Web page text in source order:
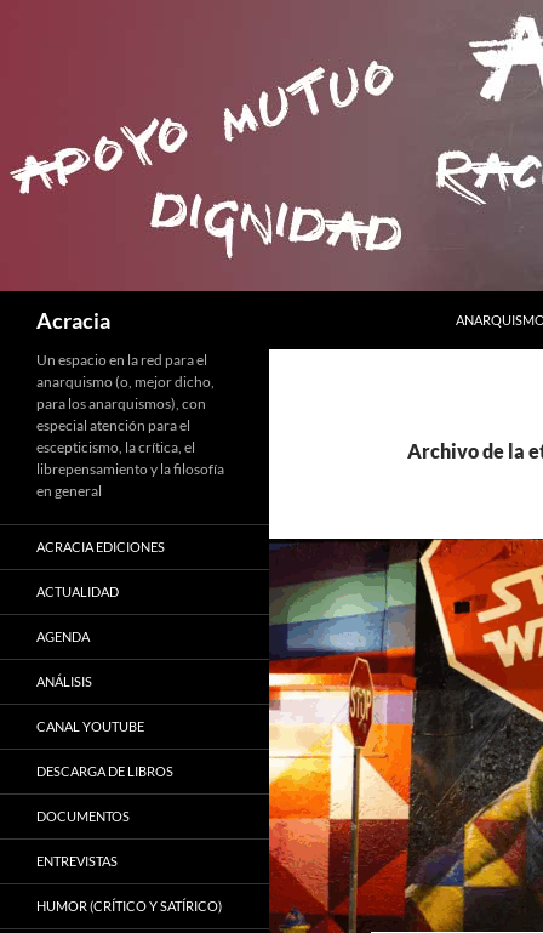
Acracia
Archivo de la
Un espacio en la red para el
anarquismo (o, mejor dicho,
para los anarquismos), con
especial atención para el
escepticismo, la crítica, el
librepensamiento y la filosofía
en general
ACRACIA EDICIONES
ACTUALIDAD
AGENDA
ANÁLISIS
CANAL YOUTUBE
DESCARGA DE LIBROS
DOCUMENTOS
ENTREVISTAS
HUMOR (CRÍTICO Y SATÍRICO)